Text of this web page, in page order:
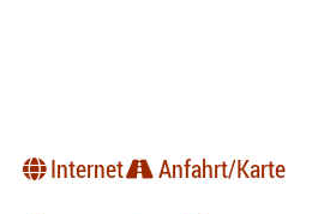
Internet
Anfahrt/Karte